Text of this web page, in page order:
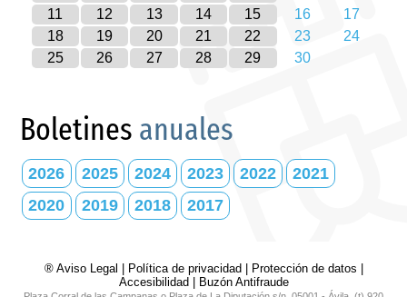
11
12 13 14 15 16
17
18
19 20 21 22 23
24
25
26 27 28 29 30
Boletines anuales
2026 2025 2024 2023 2022
2021
2020
2019 2018 2017
® Aviso Legal Política de privacidad Protección de datos
Accesibilidad
Buzón Antifraude